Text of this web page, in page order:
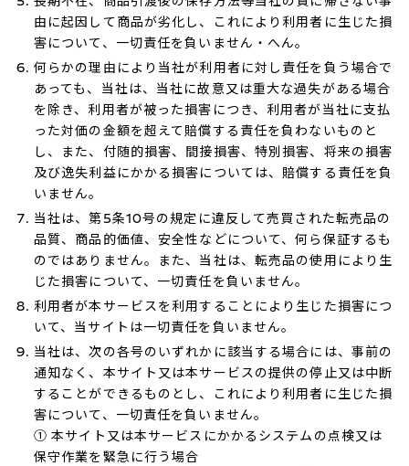
由に起因して商品が劣化し、これにより利用者に生じた損
害について、一切責任を負いません・へん。
何らかの理由により当社が利用者に対し責任を負う場合で
あっても、当社は、当社に故意又は重大な過失がある場合
を除き、利用者が被った損害につき、利用者が当社に支払
った対価の金額を超えて賠償する責任を負わないものと
し、また、付随的損害、間接損害、特別損害、将来の損害
及び逸失利益にかかる損害については、賠償する責任を負
いません。
当社は、第5条10号の規定に違反して売買された転売品の
品質、商品的価値、安全性などについて、何ら保証するも
のではありません。また、当社は、転売品の使用により生
じた損害について、一切責任を負いません。
利用者が本サービスを利用することにより生じた損害につ
いて、当サイトは一切責任を負いません。
当社は、次の各号のいずれかに該当する場合には、事前の
通知なく、本サイト又は本サービスの提供の停止又は中断
することができるものとし、これにより利用者に生じた損
害について、一切責任を負いません。
① 本サイト又は本サービスにかかるシステムの点検又は
保守作業を緊急に行う場合